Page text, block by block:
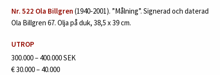
Nr. 522 Ola Billgren (1940‑2001). ”Målning”. Signerad och daterad
Ola Billgren 67. Olja på duk, 38,5 x 39 cm.
UTROP
300.000 – 400.000 SEK
€ 30.000 – 40.000